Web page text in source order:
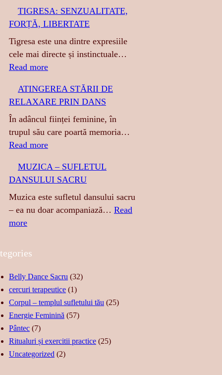
TIGRESA: SENZUALITATE,
FORȚĂ, LIBERTATE
Tigresa este una dintre expresiile
cele mai directe și instinctuale…
Read more:
I
G
R
E
S
:
S
E
N
T
A
T
,
F
ATINGEREA STĂRII DE
RELAXARE PRIN DANS
În adâncul ființei feminine, în
trupul său care poartă memoria…
Read more:
T
I
N
G
S
T
Ă
R
I
D
MUZICA – SUFLETUL
DANSULUI SACRU
Muzica este sufletul dansului sacru
– ea nu doar acompaniază… Read
more:
I
C
A
–
S
U
F
Belly Dance Sacru (32)
cercuri terapeutice (1)
Corpul – templul sufletului tău (25)
Energie Feminină (57)
Pântec (7)
Ritualuri și exercitii practice (25)
Uncategorized (2)